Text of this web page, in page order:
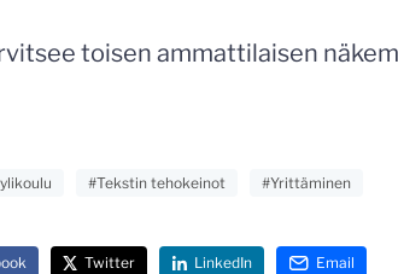
toisen ammattilaisen
#Tekstin tehokeinot #Yrittäminen
Twitter LinkedIn Email